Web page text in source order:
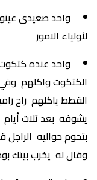
واحد صعيدى
لأولياء الامور
واحد عنده
الكتكوت واكلهم
القطط ياكلهم راح
يشوفه بعد تلات
بتحوم حواليه
وقال له يخرب بيتك